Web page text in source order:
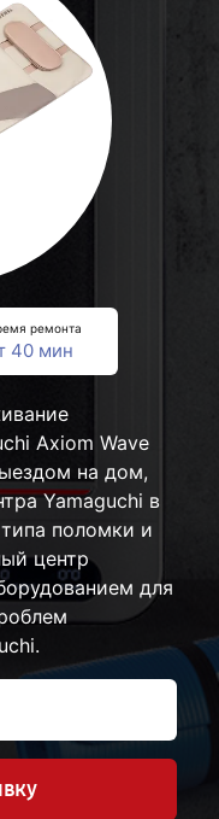
ремонта
40 мин
Axiom Wave
на дом,
Yamaguchi в
поломки и
центр
для